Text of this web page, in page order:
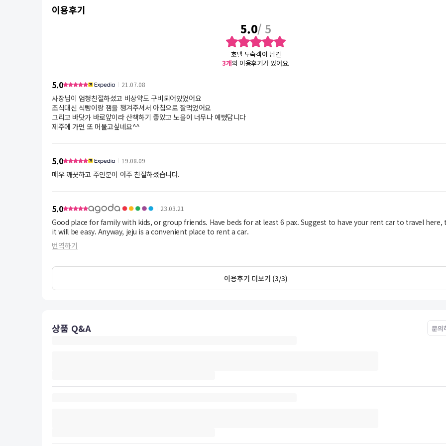
이용후기
5.0/ 5
호텔 투숙객이 남긴
3개의 이용후기가 있어요.
5.0 21.07.08
사장님이 엄청친절하셨고 비상약도 구비되어있었어요
조식대신 식빵이랑 잼을 챙겨주셔서 아침으로 잘먹었어요
그리고 바닷가 바로앞이라 산책하기 좋았고 노을이 너무나 예뻤답니다
제주에 가면 또 머물고싶네요^^
5.0 19.08.09
매우 깨끗하고 주인분이 아주 친절하셨습니다.
5.0 23.03.21
Good place for family with kids, or group friends. Have beds for at least 6 pax. Suggest to have your rent car to travel here,
it will be easy. Anyway, jeju is a convenient place to rent a car.
번역하기
이용후기 더보기 (3/3)
상품 Q&A 문의